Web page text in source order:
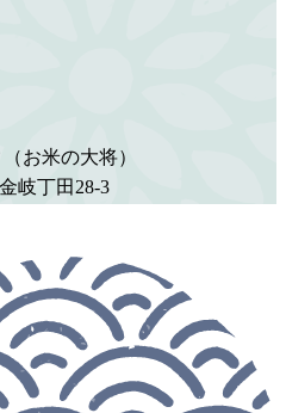
お米の大将）
岐丁田28-3